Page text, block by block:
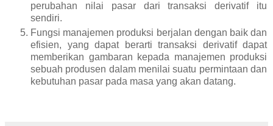
perubahan nilai pasar dari transaksi derivatif itu
sendiri.
Fungsi manajemen produksi berjalan dengan baik dan
efisien, yang dapat berarti transaksi derivatif dapat
memberikan gambaran kepada manajemen produksi
sebuah produsen dalam menilai suatu permintaan dan
kebutuhan pasar pada masa yang akan datang.